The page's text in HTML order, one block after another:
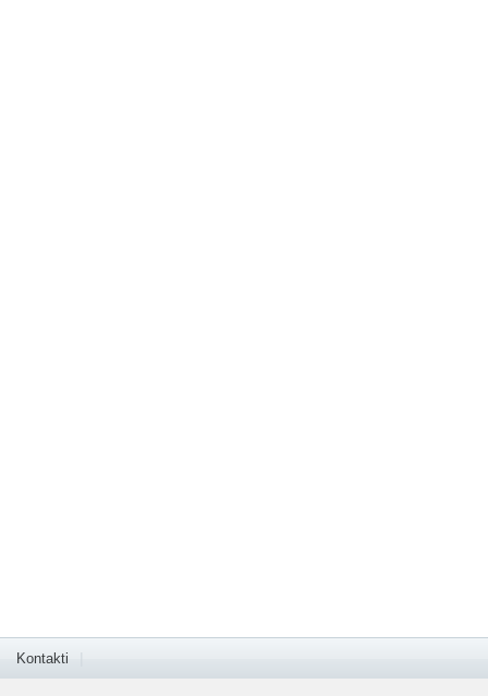
Kontakti